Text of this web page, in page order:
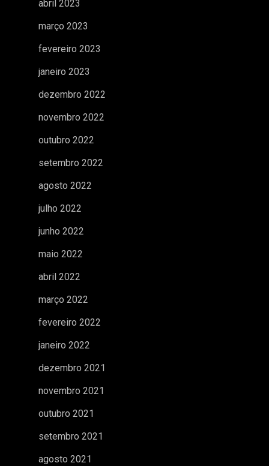
abril 2023
março 2023
fevereiro 2023
janeiro 2023
dezembro 2022
novembro 2022
outubro 2022
setembro 2022
agosto 2022
julho 2022
junho 2022
maio 2022
abril 2022
março 2022
fevereiro 2022
janeiro 2022
dezembro 2021
novembro 2021
outubro 2021
setembro 2021
agosto 2021